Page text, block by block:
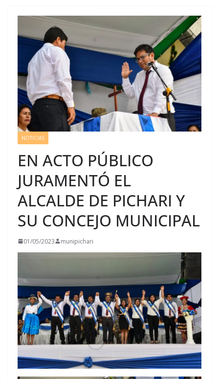
NOTICIAS
EN ACTO PÚBLICO
JURAMENTÓ EL
ALCALDE DE PICHARI Y
SU CONCEJO MUNICIPAL
01/05/2023 munipichari